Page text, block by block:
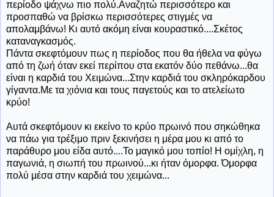
περίοδο ψάχνω πιο πολύ.Αναζητώ περισσότερο και
προσπαθώ να βρίσκω περισσότερες στιγμές να
απολαμβάνω! Κι αυτό ακόμη είναι κουραστικό....Σκέτος
καταναγκασμός.
Πάντα σκεφτόμουν πως η περίοδος που θα ήθελα να φύγω
από τη ζωή όταν εκεί περίπου στα εκατόν δύο πεθάνω...θα
είναι η καρδιά του Χειμώνα...Στην καρδιά του σκληρόκαρδου
γίγαντα.Με τα χιόνια και τους παγετούς και το ατελείωτο
κρύο!
Αυτά σκεφτόμουν κι εκείνο το κρύο πρωινό που σηκώθηκα
να πάω για τρέξιμο πριν ξεκινήσει η μέρα μου κι από το
παράθυρο μου είδα αυτό....Το μαγικό μου τοπίο! Η ομίχλη, η
παγωνιά, η σιωπή του πρωινού...κι ήταν όμορφα. Όμορφα
πολύ μέσα στην καρδιά του χειμώνα...